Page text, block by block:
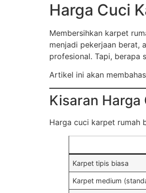
Harga Cuci
Membersihkan karpet
menjadi pekerjaan berat,
profesional. Tapi, berapa
Artikel ini akan
Kisaran Harga
Harga cuci karpet rumah
Karpet tipis biasa
Karpet medium